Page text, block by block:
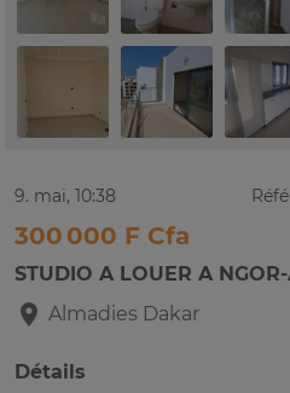
9. mai, 10:38
300 000 F Cfa
STUDIO A LOUER A
Almadies Dakar
Détails